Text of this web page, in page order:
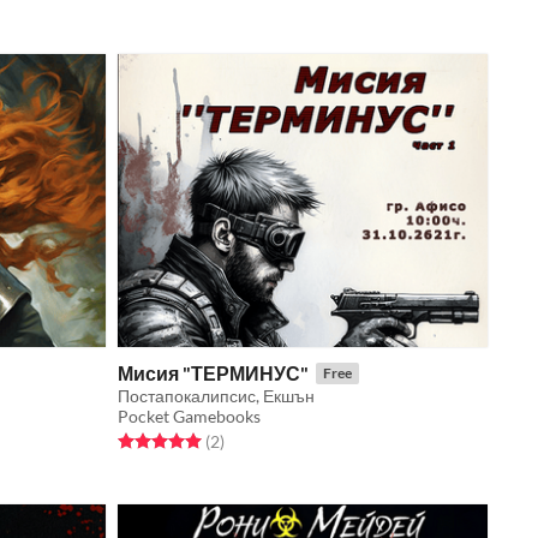
Мисия "ТЕРМИНУС" Free
Постапокалипсис, Екшън
Pocket Gamebooks
Rated 5.0 out of 5 stars
(2total ratings
)